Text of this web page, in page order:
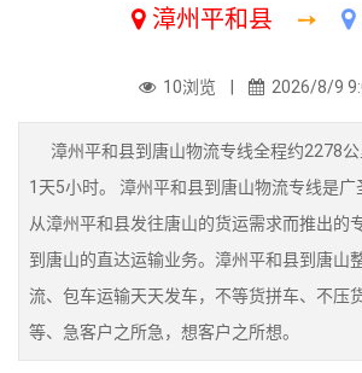
漳州平和县 ➙
10浏览 | 2026/8/9
漳州平和县到唐山物流专线全程约2278公
1天5小时。 漳州平和县到唐山物流专线是
从漳州平和县发往唐山的货运需求而推出的
到唐山的直达运输业务。漳州平和县到唐山
流、包车运输天天发车，不等货拼车、不压
等、急客户之所急，想客户之所想。